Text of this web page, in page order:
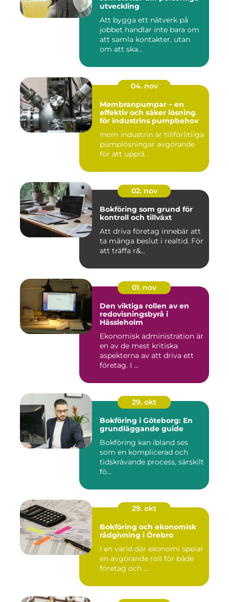
utveckling
Att bygga ett nätverk på
jobbet handlar inte bara om
att samla kontakter, utan
om att ska...
04. nov
Membranpumpar – en
effektiv och säker lösning
för industrins pumpbehov
Inom industrin är tillförlitliga
pumplösningar avgörande
för att upprä...
02. nov
Bokföring som grund för
kontroll och tillväxt
Att driva företag innebär att
ta många beslut i realtid. För
att träffa r&...
01. nov
Den viktiga rollen av en
redovisningsbyrå i
Hässleholm
Ekonomisk administration är
en av de mest kritiska
aspekterna av att driva ett
företag. I ...
29. okt
Bokföring i Göteborg: En
grundläggande guide
Bokföring kan ibland ses
som en komplicerad och
tidskrävande process, särskilt
fö...
29. okt
Bokföring och ekonomisk
rådgivning i Örebro
I en värld där ekonomi spelar
en avgörande roll för både
företag och ...